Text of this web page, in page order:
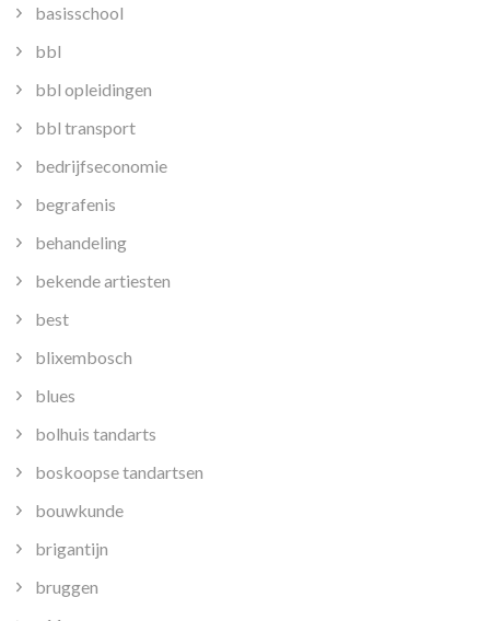
basisschool
bbl
bbl opleidingen
bbl transport
bedrijfseconomie
begrafenis
behandeling
bekende artiesten
best
blixembosch
blues
bolhuis tandarts
boskoopse tandartsen
bouwkunde
brigantijn
bruggen